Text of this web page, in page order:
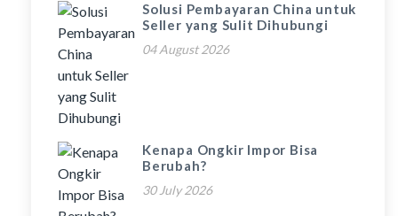
Solusi Pembayaran China untuk
Seller yang Sulit Dihubungi
04 August 2026
Kenapa Ongkir Impor Bisa
Berubah?
30 July 2026